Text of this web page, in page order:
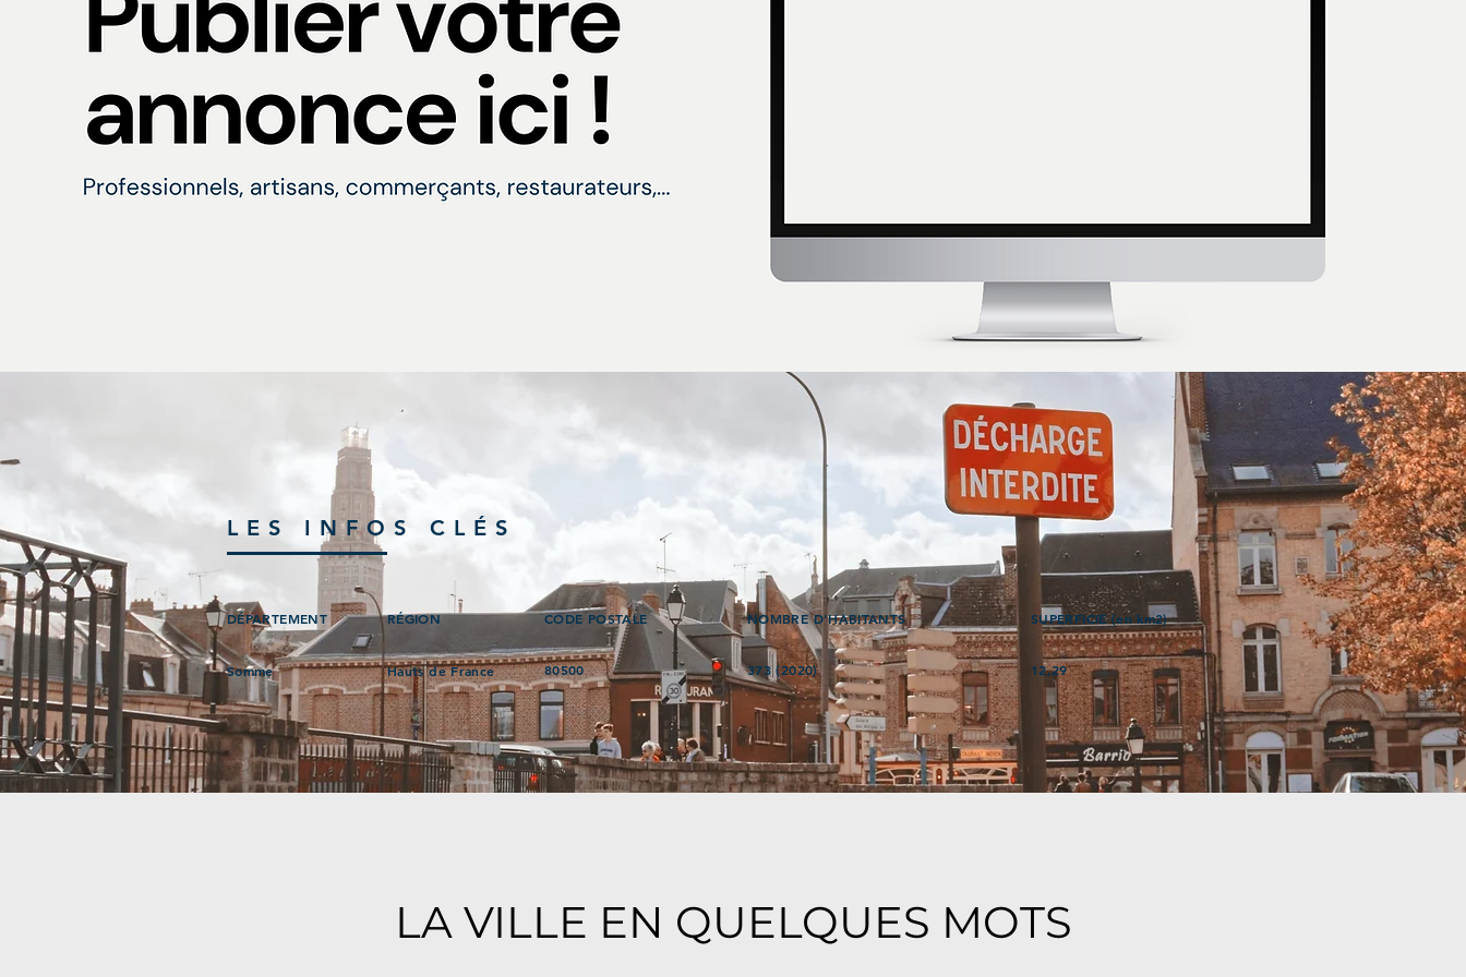
LES INFOS CLÉS
DÉPARTEMENT
Somme
RÉGION
Hauts de France
CODE POSTALE
80500
NOMBRE D'HABITANTS
373 (2020)
SUPERFICIE (en km2)
12,29
LA VILLE EN QUELQUES MOTS